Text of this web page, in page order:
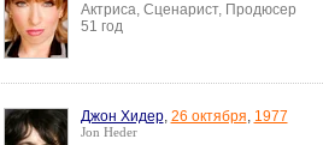
Актриса, Сценарист, Продюсер
51 год
Джон Хидер, 26 октября, 1977
Jon Heder